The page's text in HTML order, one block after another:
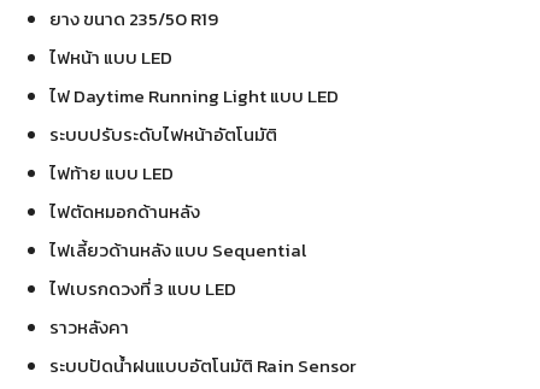
ยาง ขนาด 235/50 R19
ไฟหน้า แบบ LED
ไฟ Daytime Running Light แบบ LED
ระบบปรับระดับไฟหน้าอัตโนมัติ
ไฟท้าย แบบ LED
ไฟตัดหมอกด้านหลัง
ไฟเลี้ยวด้านหลัง แบบ Sequential
ไฟเบรกดวงที่ 3 แบบ LED
ราวหลังคา
ระบบปัดน้ำฝนแบบอัตโนมัติ Rain Sensor